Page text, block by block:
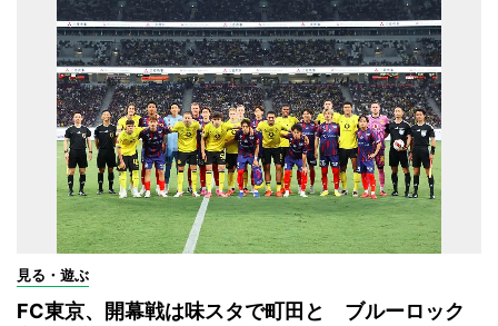
見る・遊ぶ
FC東京、開幕戦は味スタで町田と ブルーロック